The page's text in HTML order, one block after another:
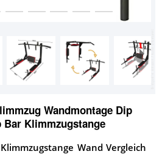
Wandmontage Dip
Klimmzugstange
Klimmzugstange Wand Vergleich